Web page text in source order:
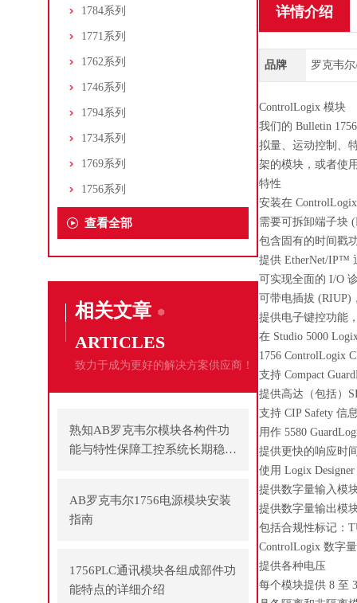
1784系列
1771系列
1762系列
1746系列
1794系列
1734系列
1769系列
1756系列
查看全部
相关文章
ARTICLES
致力于成为更好的解决方案供应商！
熟知AB罗克韦尔模块各构件功
能与特性保障工控系统长期稳定
AB罗克韦尔1756电源模块安装
指南
1756PLC通讯模块各组成部件功
能特点的详细介绍
详情介绍
品牌 罗克韦
ControlLogix 模块
我们的 Bulletin
拟量、运动控制、
架的模块，或者使
特性
安装在
需要可拆卸端子块
包含固有的时间戳
提供 EtherNet/IP™
可实现全面的 I/O
可带电插拔 (RIUP)
提供电子键控功能
在 Studio 5000
1756 ControlLogix
支持 Compact
提供高达（包括）
支持 CIP Safety 信
用作 5580
提供更快的响应时
使用 Logix
提供数字量输入模
提供数字量输出模
包括合规性标记：
ControlLogix 数字
提供各种电压
每个模块提供 8 至